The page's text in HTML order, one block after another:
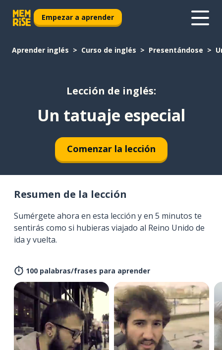
Empezar a aprender
Aprender inglés Curso de inglés Presentándose
Lección de inglés:
Un tatuaje especial
Comenzar la lección
Resumen de la lección
Sumérgete ahora en esta lección y en 5 minutos te
sentirás como si hubieras viajado al Reino Unido de
ida y vuelta.
100 palabras/frases para aprender